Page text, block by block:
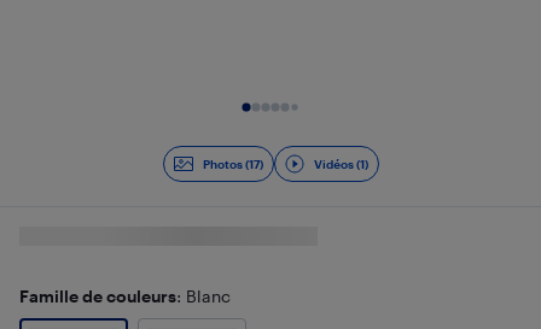
Photos (17) Vidéos (1)
Famille de couleurs: Blanc